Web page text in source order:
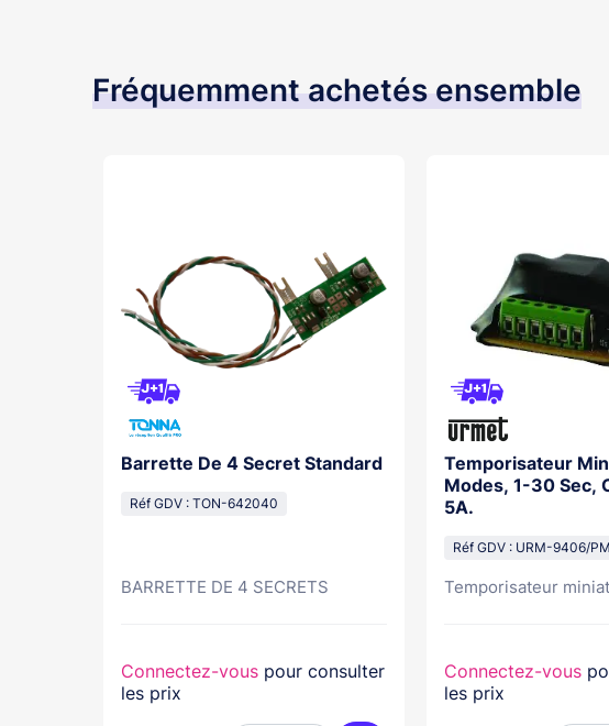
Fréquemment achetés ensemble
Barrette De 4 Secret Standard
Réf GDV : TON-642040
BARRETTE DE 4 SECRETS
Connectez-vous pour consulter
les prix
Temporisateur
Modes, 1-30 Sec,
5A.
Réf GDV : URM-9406/PM
Temporisateur
Connectez-vous
les prix